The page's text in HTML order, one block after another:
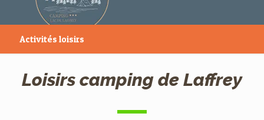
Activités loisirs
Loisirs camping de Laffrey